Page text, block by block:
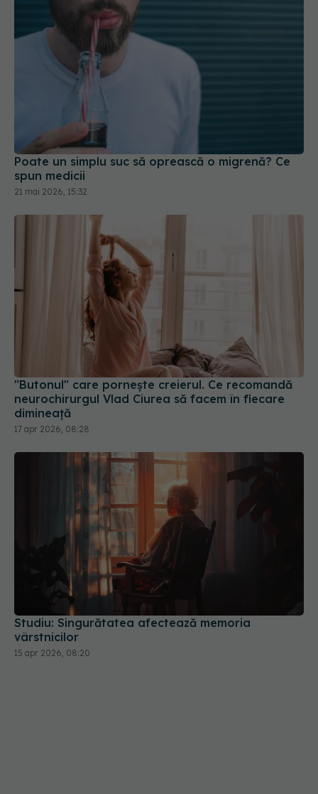
Poate un simplu suc să oprească o migrenă? Ce
spun medicii
21 mai 2026, 15:32
"Butonul" care pornește creierul. Ce recomandă
neurochirurgul Vlad Ciurea să facem în fiecare
dimineață
17 apr 2026, 08:28
Studiu: Singurătatea afectează memoria
vârstnicilor
15 apr 2026, 08:20